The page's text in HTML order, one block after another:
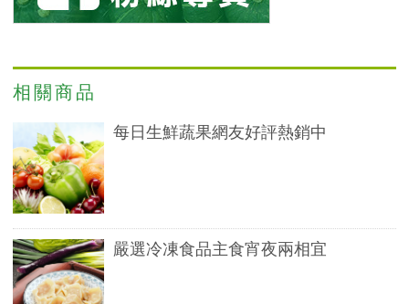
相關商品
每日生鮮蔬果網友好評熱銷中
嚴選冷凍食品主食宵夜兩相宜